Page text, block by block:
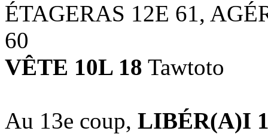
ÉTAGERAS 12E 61,
60
VÊTE 10L 18 Tawtoto
Au 13e coup, LIBÉR(A)I